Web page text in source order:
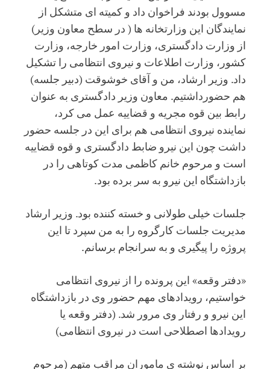
مسوول بودند فراخوان داد و کمیته ای متشکل از
نمایندگان این وزارتخانه ها ( در سطح معاون وزیر)
از وزارت دادگستری، وزارت امور خارجه، وزارت
کشور، وزارت اطلاعات و نیروی انتظامی را تشکیل
داد. وزیر ارشاد، من و آقای خوشوقت (دبیر جلسه)
هم حضورداشتیم. معاون وزیر دادگستری به عنوان
رابط بین قوه مجریه و قضاییه عمل می کرد،
نماینده نیروی انتظامی هم برای این در جلسه حضور
داشت چون این نیرو ضابط دادگستری و قوه قضاییه
است و مرحوم خانم کاظمی مدت کوتاهی را در
بازداشتگاه این نیرو به سر برده بود.
جلسات خیلی طولانی و خسته کننده بود. وزیر ارشاد
مدیریت جلسات کارگروه را به من سپرد تا این
پروژه را پیگیری و به سرانجام برسانم.
«دفتر وقعه» این پرونده را از نیروی انتظامی
خواستیم، رویدادهای مهم حضور وی در بازداشتگاه
این نیرو و رفتار وی مرور شد. (دفتر وقعه یا
رویدادها اصطلاحی است در نیروی انتظامی)
بر اساس نوشته ی ماموران مراقب متهم (مرحوم